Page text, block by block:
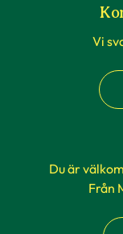
Vi
Du är
Från